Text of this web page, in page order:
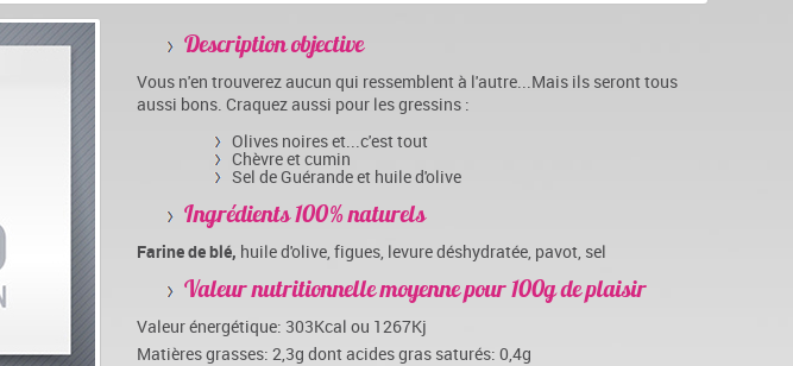
Description objective
Vous n'en trouverez aucun qui ressemblent à l'autre...Mais ils seront tous
aussi bons. Craquez aussi pour les gressins :
Olives noires et...c'est tout
Chèvre et cumin
Sel de Guérande et huile d'olive
Ingrédients 100% naturels
Farine de blé, huile d'olive, figues, levure déshydratée, pavot, sel
Valeur nutritionnelle moyenne pour 100g de plaisir
Valeur énergétique: 303Kcal ou 1267Kj
Matières grasses: 2,3g dont acides gras saturés: 0,4g